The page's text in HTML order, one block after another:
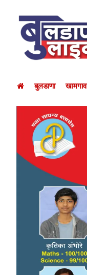
बुलडाणा खामगाव